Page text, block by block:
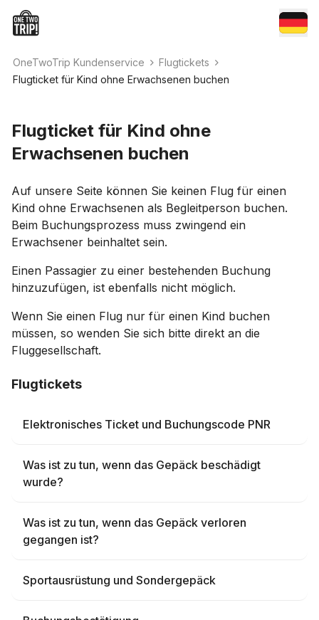
OneTwoTrip Kundenservice
Flugtickets
Flugticket für Kind ohne Erwachsenen buchen
Flugticket für Kind ohne
Erwachsenen buchen
Auf unsere Seite können Sie keinen Flug für einen
Kind ohne Erwachsenen als Begleitperson buchen.
Beim Buchungsprozess muss zwingend ein
Erwachsener beinhaltet sein.
Einen Passagier zu einer bestehenden Buchung
hinzuzufügen, ist ebenfalls nicht möglich.
Wenn Sie einen Flug nur für einen Kind buchen
müssen, so wenden Sie sich bitte direkt an die
Fluggesellschaft.
Flugtickets
Elektronisches Ticket und Buchungscode PNR
Was ist zu tun, wenn das Gepäck beschädigt
wurde?
Was ist zu tun, wenn das Gepäck verloren
gegangen ist?
Sportausrüstung und Sondergepäck